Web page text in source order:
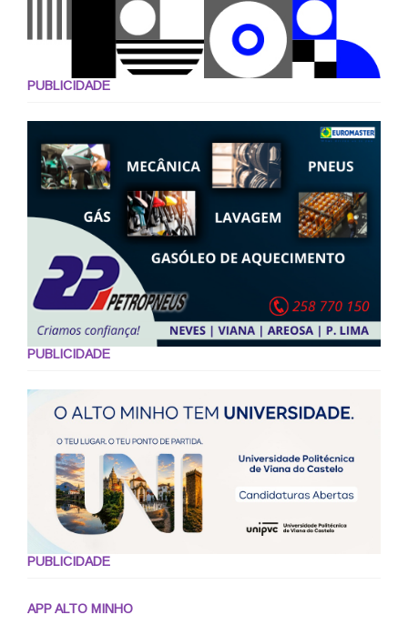
PUBLICIDADE
PUBLICIDADE
PUBLICIDADE
APP ALTO MINHO